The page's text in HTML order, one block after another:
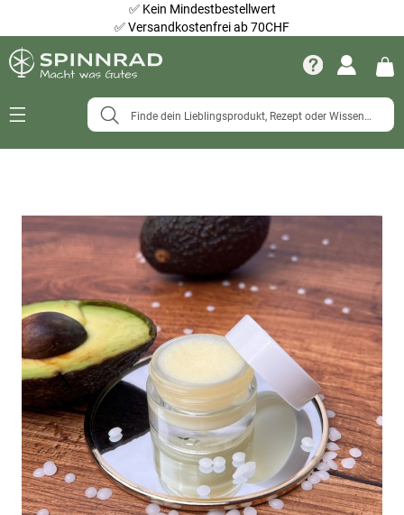
✅ Kein Mindestbestellwert
✅Versandkostenfrei ab 70CHF
Navigation
Zum
Ende
Bildergalerie
springen